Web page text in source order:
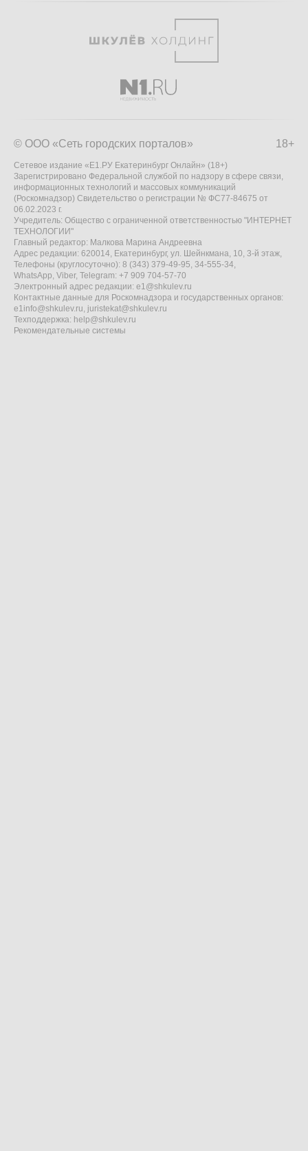
18+
© ООО «Сеть городских порталов»
Сетевое издание «Е1.РУ Екатеринбург Онлайн» (18+)
Зарегистрировано Федеральной службой по надзору в сфере связи,
информационных технологий и массовых коммуникаций
(Роскомнадзор) Свидетельство о регистрации № ФС77-84675 от
06.02.2023 г.
Учредитель: Общество с ограниченной ответственностью "ИНТЕРНЕТ
ТЕХНОЛОГИИ"
Главный редактор: Малкова Марина Андреевна
Адрес редакции: 620014, Екатеринбург, ул. Шейнкмана, 10, 3-й этаж,
Телефоны (круглосуточно): 8 (343) 379-49-95, 34-555-34,
WhatsApp, Viber, Telegram: +7 909 704-57-70
Электронный адрес редакции: e1@shkulev.ru
Контактные данные для Роскомнадзора и государственных органов:
e1info@shkulev.ru, juristekat@shkulev.ru
Техподдержка: help@shkulev.ru
Рекомендательные системы